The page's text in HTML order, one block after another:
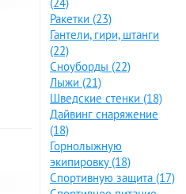
Ракетки (23)
Гантели, гири, штанги
(22)
Сноуборды (22)
Лыжи (21)
Шведские стенки (18)
Дайвинг снаряжение
(18)
Горнолыжную
экипировку (18)
Спортивную защита (17)